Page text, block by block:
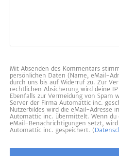
Mit Absenden des Kommentars
persönlichen Daten (Name, eMail-
durch uns bis auf Widerruf zu. Zur
rechtlichen Absicherung wird deine
Ebenfalls zur Vermeidung von Spam
Server der Firma Automattic inc.
Nutzerbildes wird die eMail-Adresse
Automattic inc. übermittelt. Wenn du
eMail-Benachrichtigungen setzt,
Automattic inc. gespeichert. (